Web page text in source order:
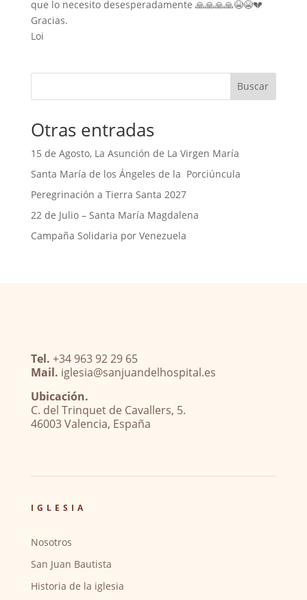
que lo necesito desesperadamente 🙏🙏🙏🙏😭😭💔
Gracias.
Loi
Buscar
Otras entradas
15 de Agosto, La Asunción de La Virgen María
Santa María de los Ángeles de la Porciúncula
Peregrinación a Tierra Santa 2027
22 de Julio – Santa María Magdalena
Campaña Solidaria por Venezuela
Tel. +34 963 92 29 65
Mail. iglesia@sanjuandelhospital.es
Ubicación.
C. del Trinquet de Cavallers, 5.
46003 Valencia, España
IGLESIA
Nosotros
San Juan Bautista
Historia de la iglesia